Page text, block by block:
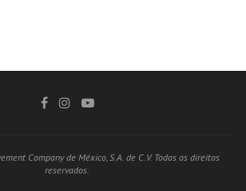
Company de México, S.A. de C.V. Todos os direitos
reservados.